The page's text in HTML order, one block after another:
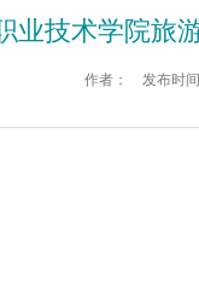
业技术学院旅
作者： 发布时间